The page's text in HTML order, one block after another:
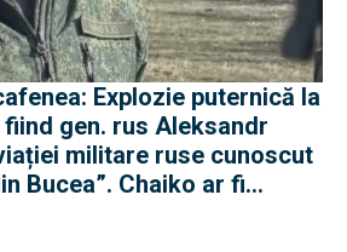
Explozie puternică la
gen. rus Aleksandr
militare ruse cunoscut
Bucea”. Chaiko ar fi